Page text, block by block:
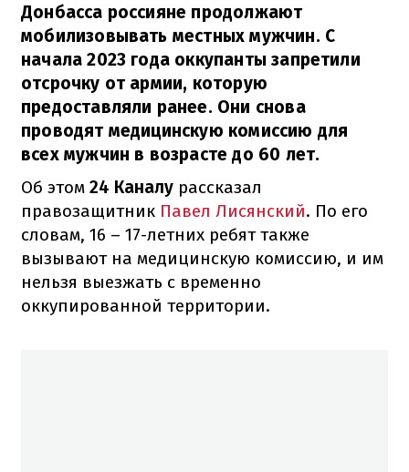
Донбасса россияне продолжают
мобилизовывать местных мужчин. С
начала 2023 года оккупанты запретили
отсрочку от армии, которую
предоставляли ранее. Они снова
проводят медицинскую комиссию для
всех мужчин в возрасте до 60 лет.
Об этом 24 Каналу рассказал
правозащитник Павел Лисянский. По его
словам, 16 – 17-летних ребят также
вызывают на медицинскую комиссию, и им
нельзя выезжать с временно
оккупированной территории.